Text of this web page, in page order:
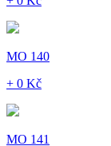
MO 140
+ 0 Kč
MO 141